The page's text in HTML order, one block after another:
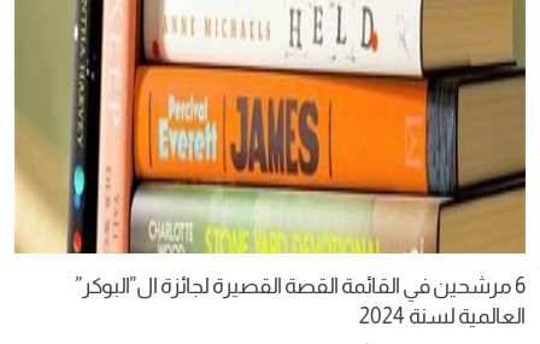
6 مرشحين في القائمة القصة القصيرة لجائزة ال”البوكر”
العالمية لسنة 2024